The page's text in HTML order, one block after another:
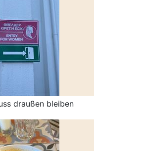
draußen bleiben